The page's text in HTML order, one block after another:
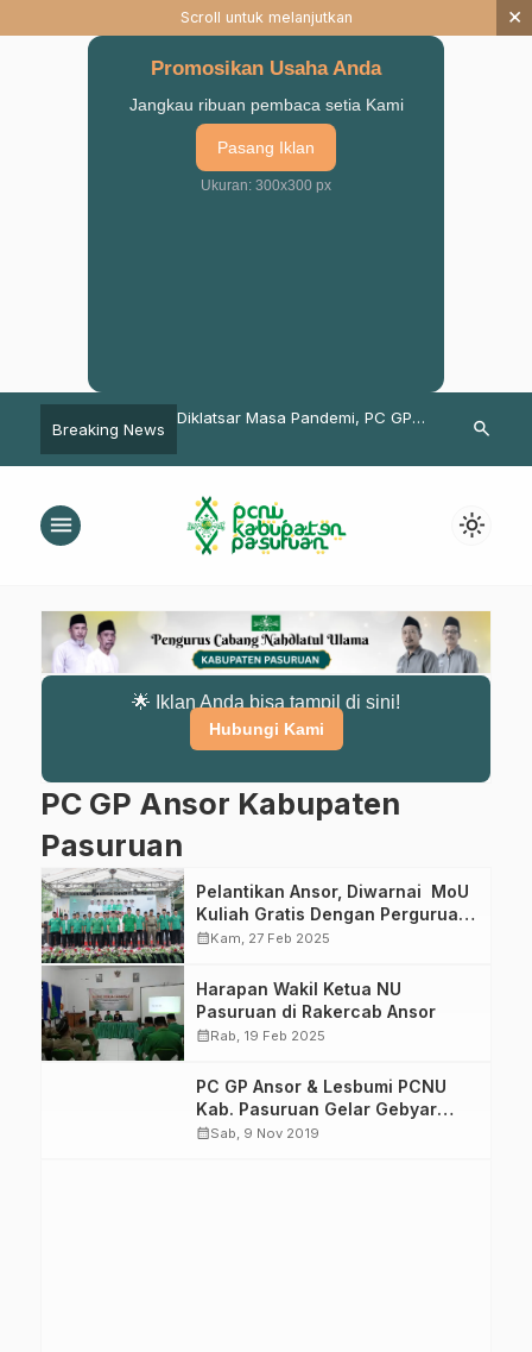
Scroll untuk melanjutkan ×
Promosikan Usaha Anda
Jangkau ribuan pembaca setia Kami
Pasang Iklan
Ukuran: 300x300 px
Breaking News
117 Sarjana
Kitab Kuning
Diklatsar Masa Pandemi, PC GP
Kader Berkualitas
Gus Shon:
Waktu
search
menu light_mode
🌟 Iklan Anda bisa tampil di sini!
Hubungi Kami
PC GP Ansor Kabupaten
Pasuruan
Pelantikan Ansor, Diwarnai MoU
Kuliah Gratis Dengan Perguruan
Tinggi di Pasuruan
calendar_monthKam, 27 Feb 2025
Harapan Wakil Ketua NU
Pasuruan di Rakercab Ansor
calendar_monthRab, 19 Feb 2025
PC GP Ansor & Lesbumi PCNU
Kab. Pasuruan Gelar Gebyar
Majelis Sholawat di Purwosari
calendar_monthSab, 9 Nov 2019